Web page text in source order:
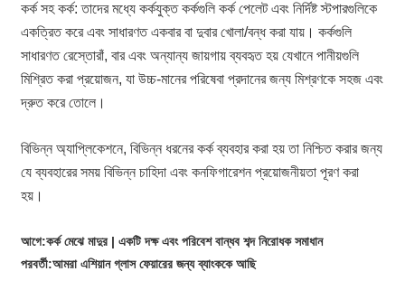
কর্ক সহ কর্ক: তাদের মধ্যে কর্কযুক্ত কর্কগুলি কর্ক পেলেট এবং নির্দিষ্ট স্টপারগুলিকে
একত্রিত করে এবং সাধারণত একবার বা দুবার খোলা/বন্ধ করা যায়। কর্কগুলি
সাধারণত রেস্তোরাঁ, বার এবং অন্যান্য জায়গায় ব্যবহৃত হয় যেখানে পানীয়গুলি
মিশ্রিত করা প্রয়োজন, যা উচ্চ-মানের পরিষেবা প্রদানের জন্য মিশ্রণকে সহজ এবং
দ্রুত করে তোলে।
বিভিন্ন অ্যাপ্লিকেশনে, বিভিন্ন ধরনের কর্ক ব্যবহার করা হয় তা নিশ্চিত করার জন্য
যে ব্যবহারের সময় বিভিন্ন চাহিদা এবং কনফিগারেশন প্রয়োজনীয়তা পূরণ করা
হয়।
আগে:কর্ক মেঝে মাদুর | একটি দক্ষ এবং পরিবেশ বান্ধব শব্দ নিরোধক সমাধান
পরবর্তী:আমরা এশিয়ান গ্লাস ফেয়ারের জন্য ব্যাংককে আছি